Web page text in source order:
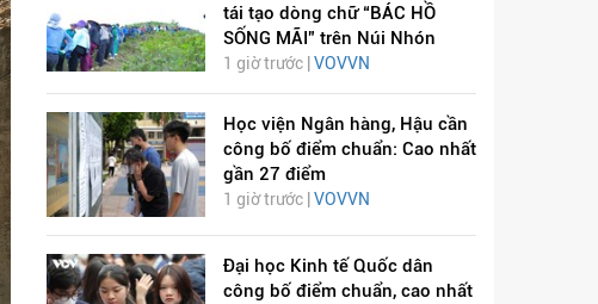
tái tạo dòng chữ “BÁC HỒ
SỐNG MÃI” trên Núi Nhón
1 giờ trước | VOVVN
Học viện Ngân hàng, Hậu cần
công bố điểm chuẩn: Cao nhất
gần 27 điểm
1 giờ trước | VOVVN
Đại học Kinh tế Quốc dân
công bố điểm chuẩn, cao nhất